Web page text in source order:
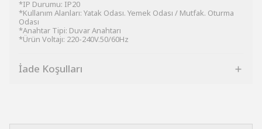
*IP Durumu: IP20
*Kullanım Alanları: Yatak Odası. Yemek Odası / Mutfak. Oturma
Odası
*Anahtar Tipi: Duvar Anahtarı
*Ürün Voltajı: 220-240V.50/60Hz
İade Koşulları